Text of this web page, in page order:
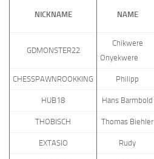
NICKNAME NAME
GDMONSTER22
Chikwere
Onyekwere
CHESSPAWNROOKKING Philipp
HUB18 Hans Barmbold
THOBISCH Thomas Biehler
EXTASIO Rudy